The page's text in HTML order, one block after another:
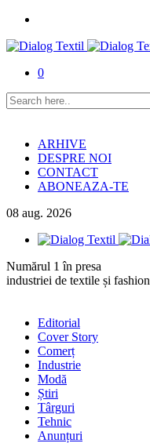
0
ARHIVE
DESPRE NOI
CONTACT
ABONEAZA-TE
08 aug. 2026
Numărul 1 în presa
industriei de textile și fashion
Editorial
Cover Story
Comerț
Industrie
Modă
Știri
Târguri
Tehnic
Anunțuri